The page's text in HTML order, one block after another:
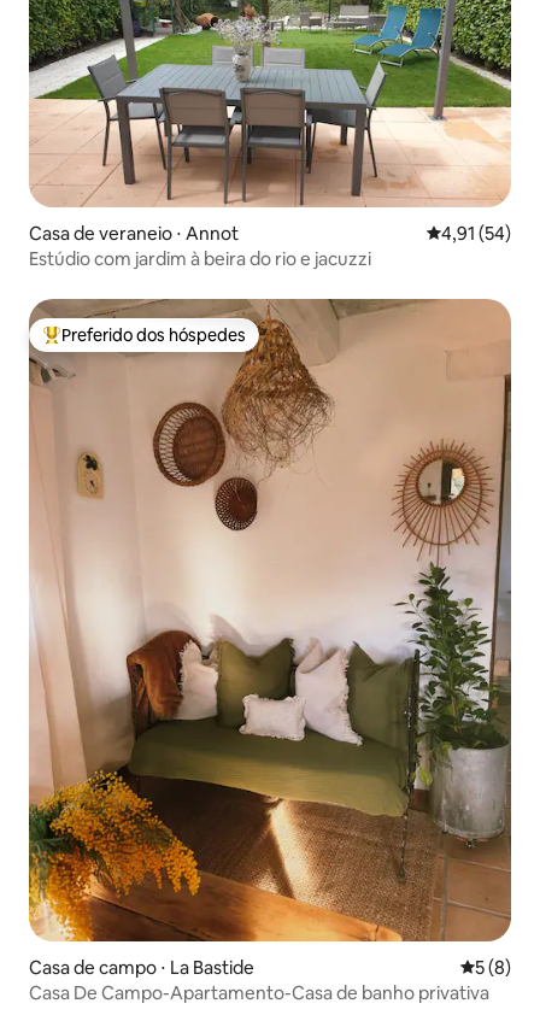
Casa de veraneio ⋅ Annot 4,91 de uma
4,91 (54)
Estúdio com jardim à beira do rio e jacuzzi
Entre os melhores preferidos dos hóspedes
Preferido dos hóspedes
Casa de campo ⋅ La Bastide 5 de
5 (8)
Casa De Campo-Apartamento-Casa de banho privativa